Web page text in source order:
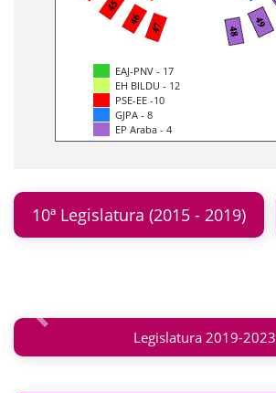
EAJ-PNV - 17
EH BILDU - 12
PSE-EE -10
GJPA - 8
EP Araba - 4
10ª Legislatura (2015 - 2019)
Anterior Legislatura 2019-2023